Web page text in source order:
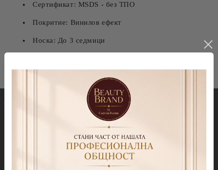
Сертификат: MSDS - без ТПО
Покритие: Винилов ефект
Носка: До 3 седмици
Гел лакове
Колекция Spectrum 14 ml
Колекция Spectrum Shot 5гр.
Декорации
Slime gel
Гел бои
Витражни-Vitrage Gel